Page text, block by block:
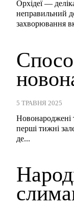
Орхідеї —
неправильний
захворювання
5 ТРАВНЯ 2025
Новонароджені
перші тижні
де...